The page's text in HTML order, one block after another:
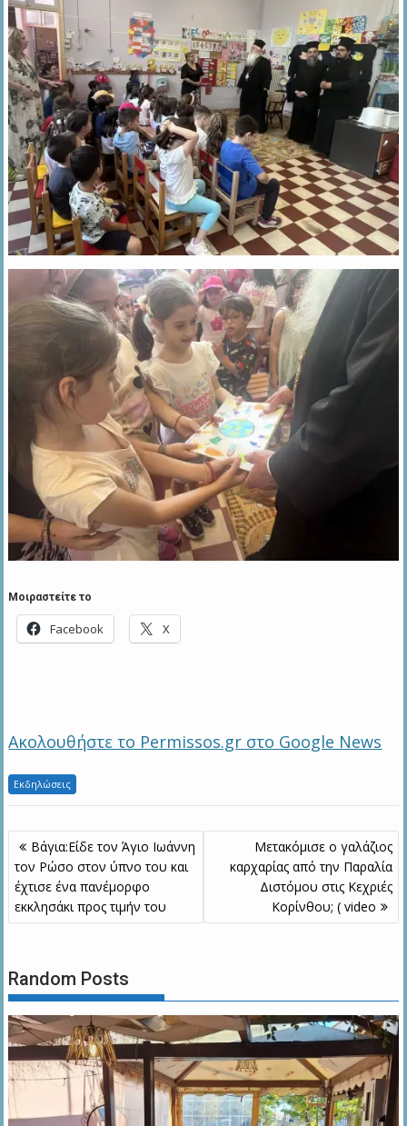
Μοιραστείτε το
Facebook X
Ακολουθήστε το Permissos.gr στο Google News
Εκδηλώσεις
Πλοήγηση
άρθρων
Bάγια:Είδε τον Άγιο Ιωάννη
τον Ρώσο στον ύπνο του και
έχτισε ένα πανέμορφο
εκκλησάκι προς τιμήν του
Μετακόμισε ο γαλάζιος
καρχαρίας από την Παραλία
Διστόμου στις Κεχριές
Κορίνθου; ( video
Random Posts